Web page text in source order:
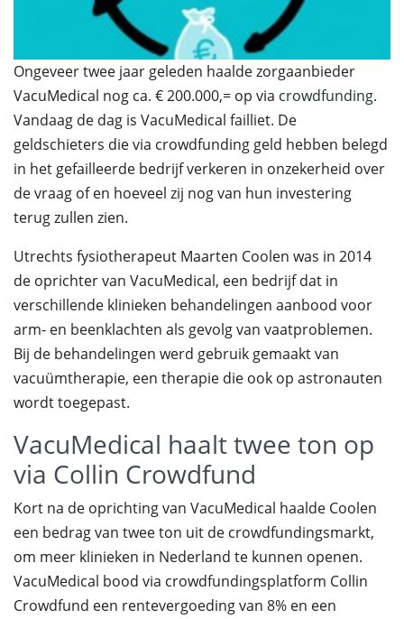
Ongeveer twee jaar geleden haalde zorgaanbieder
VacuMedical nog ca. € 200.000,= op via crowdfunding.
Vandaag de dag is VacuMedical failliet. De
geldschieters die via crowdfunding geld hebben belegd
in het gefailleerde bedrijf verkeren in onzekerheid over
de vraag of en hoeveel zij nog van hun investering
terug zullen zien.
Utrechts fysiotherapeut Maarten Coolen was in 2014
de oprichter van VacuMedical, een bedrijf dat in
verschillende klinieken behandelingen aanbood voor
arm- en beenklachten als gevolg van vaatproblemen.
Bij de behandelingen werd gebruik gemaakt van
vacuümtherapie, een therapie die ook op astronauten
wordt toegepast.
VacuMedical haalt twee ton op
via Collin Crowdfund
Kort na de oprichting van VacuMedical haalde Coolen
een bedrag van twee ton uit de crowdfundingsmarkt,
om meer klinieken in Nederland te kunnen openen.
VacuMedical bood via crowdfundingsplatform Collin
Crowdfund een rentevergoeding van 8% en een